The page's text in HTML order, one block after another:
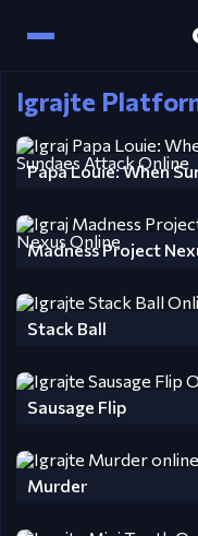
Igrajte
Madness Project
Stack Ball
Sausage Flip
Murder